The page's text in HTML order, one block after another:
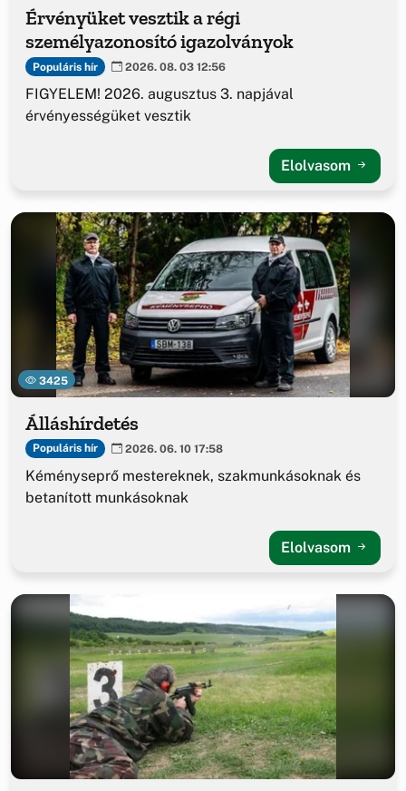
Érvényüket vesztik a régi
személyazonosító igazolványok
Populáris hír 2026. 08. 03 12:56
FIGYELEM! 2026. augusztus 3. napjával
érvényességüket vesztik
Elolvasom
3425
Álláshírdetés
Populáris hír 2026. 06. 10 17:58
Kéményseprő mestereknek, szakmunkásoknak és
betanított munkásoknak
Elolvasom